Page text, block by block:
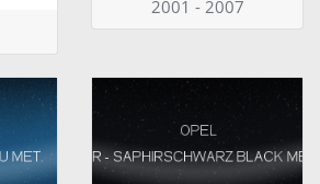
2001 - 2007